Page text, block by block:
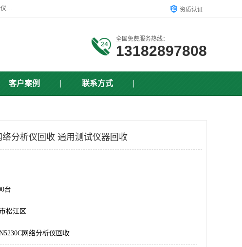
苏州讯芯微电子设备有限公司是一家做资源回收类企业，主要回收类目有：X-Ray回收、蓝牙测试仪回收、频谱分析仪回收、贴片机回收、网络分析仪回收、信号发生器回收等，从企业单位的需求出发，试通过本网络平台的建立有效整合物资市场，使可再生资源获得合理的流通和科学的再利用。 资质认证
全国免费服务热线：
13182897808
客户案例 联系方式
络分析仪回收 通用测试仪器回收
台
市松江区
网络分析仪回收